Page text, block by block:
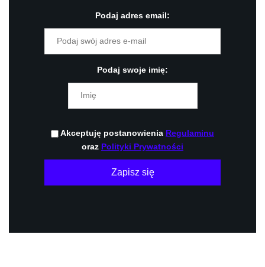
Podaj adres email:
Podaj swoje imię:
Akceptuję postanowienia Regulaminu
oraz Polityki Prywatności
Zapisz się